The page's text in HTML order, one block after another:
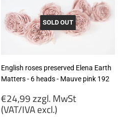
(VAT/IVA
excl.) SOLD OUT
English roses preserved Elena Earth
Matters - 6 heads - Mauve pink 192
Regular
price
€24,99 zzgl. MwSt
(VAT/IVA excl.)